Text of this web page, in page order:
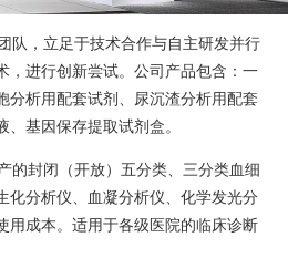
，立足于技术合作与自主研发并行
，进行创新尝试。公司产品包含：一
分析用配套试剂、尿沉渣分析用配套
基因保存提取试剂盒。
封闭（开放）五分类、三分类血细
化分析仪、血凝分析仪、化学发光分
用成本。适用于各级医院的临床诊断